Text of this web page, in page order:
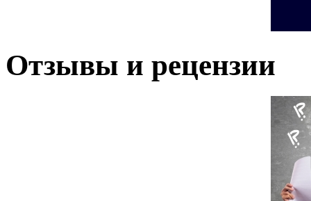
Отзывы и рецензии